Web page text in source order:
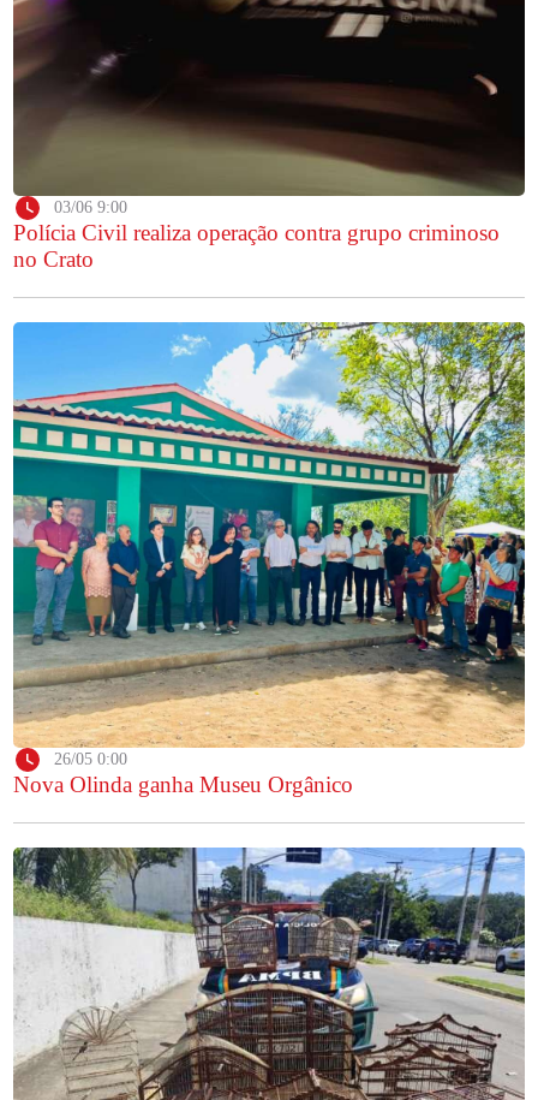
03/06 9:00
Polícia Civil realiza operação contra grupo criminoso
no Crato
26/05 0:00
Nova Olinda ganha Museu Orgânico